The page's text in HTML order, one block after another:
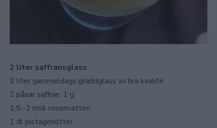
2 liter saffransglass
2 liter gammeldags gräddglass av bra kvalité
2 påsar saffran, 1 g
1,5 -2 msk rosenvatten
1 dl pistagenötter